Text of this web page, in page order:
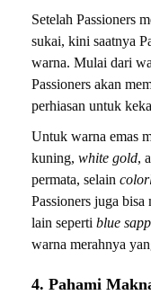
Setelah Passioners
sukai, kini saatnya
warna. Mulai dari
Passioners akan
perhiasan untuk
Untuk warna emas
kuning, white gold,
permata, selain
Passioners juga
lain seperti blue
warna merahnya
4. Pahami